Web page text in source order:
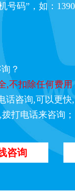
号码”，如：
？
,不扣除任何费用
话咨询,可以更
打电话来咨询
咨询